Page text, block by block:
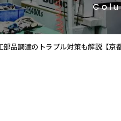
品調達のトラブル対策も解説【京